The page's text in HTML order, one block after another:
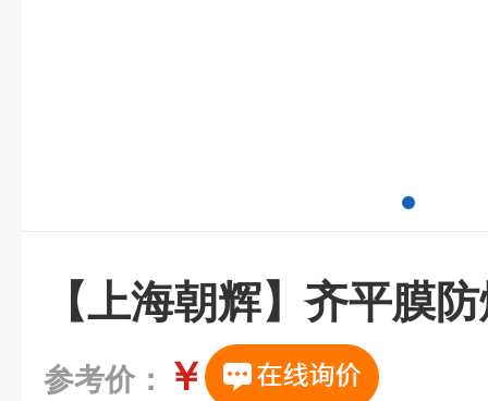
【上海朝辉】齐平膜
参考价： ￥